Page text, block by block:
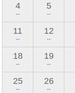
4
--
5
--
11
--
12
--
18
--
19
--
25
--
26
--